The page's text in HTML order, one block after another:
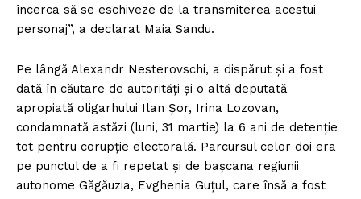
încerca să se eschiveze de la transmiterea acestui
personaj”, a declarat Maia Sandu.
Pe lângă Alexandr Nesterovschi, a dispărut și a fost
dată în căutare de autorități și o altă deputată
apropiată oligarhului Ilan Șor, Irina Lozovan,
condamnată astăzi (luni, 31 martie) la 6 ani de detenție
tot pentru corupție electorală. Parcursul celor doi era
pe punctul de a fi repetat și de bașcana regiunii
autonome Găgăuzia, Evghenia Guțul, care însă a fost